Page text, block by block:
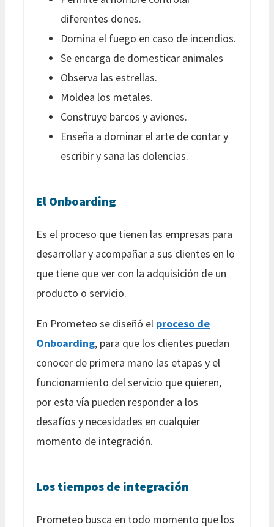
diferentes dones.
Domina el fuego en caso de incendios.
Se encarga de domesticar animales
Observa las estrellas.
Moldea los metales.
Construye barcos y aviones.
Enseña a dominar el arte de contar y
escribir y sana las dolencias.
El Onboarding
Es el proceso que tienen las empresas para
desarrollar y acompañar a sus clientes en lo
que tiene que ver con la adquisición de un
producto o servicio.
En Prometeo se diseñó el proceso de
Onboarding, para que los clientes puedan
conocer de primera mano las etapas y el
funcionamiento del servicio que quieren,
por esta vía pueden responder a los
desafíos y necesidades en cualquier
momento de integración.
Los tiempos de integración
Prometeo busca en todo momento que los